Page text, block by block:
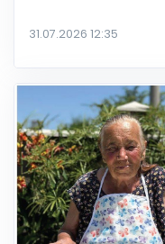
31.07.2026 12:35